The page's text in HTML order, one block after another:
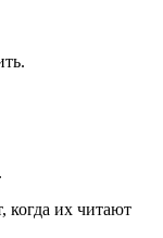
когда их читают